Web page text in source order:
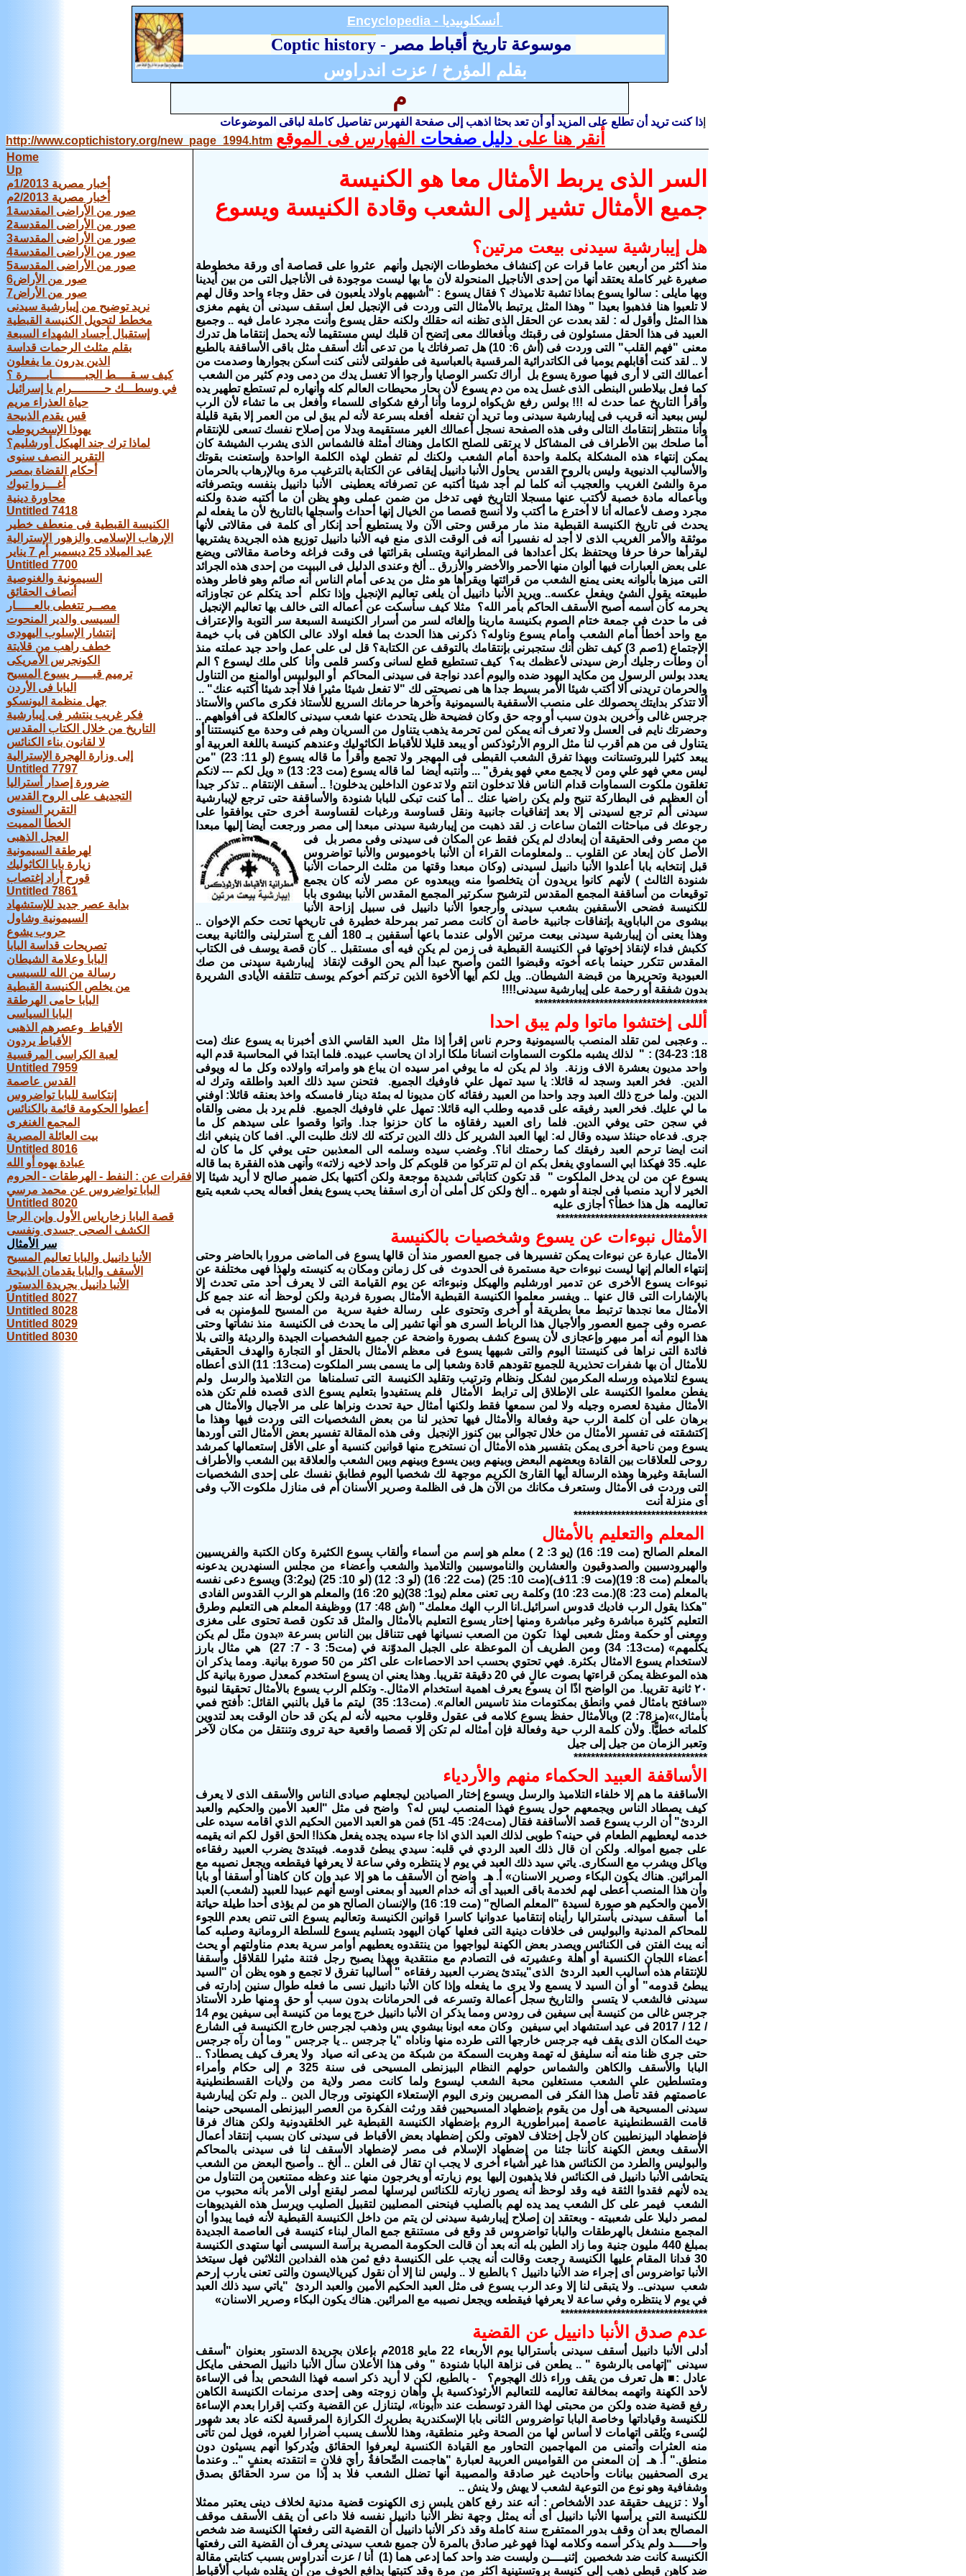
Encyclopedia - أنسكلوبيديا
موسوعة تاريخ أقباط مصر-
Coptic history
بقلم المؤرخ / عزت اندراوس
م
ذا كنت تريد أن تطلع على المزيد أو أن تعد بحثا اذهب إلى صفحة الفهرس تفاصيل كاملة لباقى الموضوعات
أنقر هنا على دليل صفحات الفهارس فى الموقع http://www.coptichistory.org/new_page_1994.htm
Home
Up
أخبار مصرية 1/2013م
أخبار مصرية 2/2013م
صور من الأراضى المقدسة1
صور من الأراضى المقدسة2
صور من الأراضى المقدسة3
صور من الأراضى المقدسة4
صور من الأراضى المقدسة5
صور من الأراض6
صور من الأراض7
نريد توضيح من إيبارشية سيدنى
مخطط لتحويل الكنيسة القبطية
إستقبال أجساد الشهداء السبعة
بقلم مثلث الرحمات قداسة
الذين يدرون ما يفعلون
كيف سـقــــط الجبـــــــــابـــــرة ؟
في وسطـــك حـــــــــرام يا إسرائيل
حياة العذراء مريم
قس يقدم الذبيحة
يهوذا الإسخريوطى
لماذا ترك جند الهيكل أورشليم؟
التقرير النصف سنوى
أحكام القضاة بمصر
أغـــزوا تبوك
محاورة دينية
Untitled 7418
الكنيسة القبطية فى منعطف خطير
الإرهاب الإسلامى والزهور الإسترالية
عيد الميلاد 25 ديسمبر أم 7 يناير
Untitled 7700
السيمونية والغنوصية
أنصاف الحقائق
مصــر تتغطى بالعـــــار
السيسى والدير المنحوت
إنتشار الإسلوب اليهودى
خطف راهب من قلايتة
الكونجرس الأمريكى
ترميم قبــــر يسوع المسيح
البابا فى الأردن
جهل منظمة اليونسكو
فكر غريب ينتشر فى إيبارشية
التاريخ من خلال الكتاب المقدس
لا لقانون بناء الكنائس
إلى وزارة الهجرة الإسترالية
Untitled 7797
ضرورة إصدار أستراليا
التجديف على الروح القدس
التقرير السنوى
الخطأ المميت
العجل الذهبى
لهرطقة السيمونية
زيارة بابا الكاثوليك
قورح أراد إغتصاب
Untitled 7861
بداية عصر جديد للإستشهاد
السيمونية وشاول
حروب يشوع
تصريحات قداسة البابا
البابا وعلامة الشيطان
رسالة من الله للسيسى
من يخلص الكنيسة القبطية
البابا حامى الهرطقة
البابا السياسى
الأقباط وعصرهم الذهبى
الأقباط يردون
لعبة الكراسى المرقسية
Untitled 7959
القدس عاصمة
إنتكاسة للبابا تواضروس
أعطوا الحكومة قائمة بالكنائس
المجمع الغنغرى
بيت العائلة المصرية
Untitled 8016
عبادة يهوه أو الله
فقرات عن : النفط - الهرطقات - الحروم
البابا تواضروس عن محمد مرسي
Untitled 8020
قصة البابا زخارياس الأول وإبن الرجا
الكشف الصحى جسدى ونفسى
سر الأمثال
الأنبا دانييل والبابا تعاليم المسيح
الأسقف والبابا يقدمان الذبيحة
الأنبا دانييل بجريدة الدستور
Untitled 8027
Untitled 8028
Untitled 8029
Untitled 8030
السر الذى يربط الأمثال معا هو الكنيسة
جميع الأمثال تشير إلى الشعب وقادة الكنيسة ويسوع
هل إيبارشية سيدنى بيعت مرتين؟
منذ أكثر من أربعين عاما قرات عن إكنشاف مخطوطات الإنجيل وأنهم عثروا على قصاصة أى ورقة مخطوطة
صغيرة غير كاملة يعتقد أنها من إحدى الأناجيل المنحولة لأن ما بها ليست موجودة فى الأناجيل التى من بين أيدينا
وبها مايلى : سالوا يسوع بماذا تشبة تلاميذك ؟ فقال يسوع : "أشبههم باولاد يلعبون فى حقل وجاء واحد وقال لهم
لا تلعبوا هنا فذهبوا بعيدا " وهذا المثل يرتبط بالأمثال التى وردت فى الإنجيل لعل اسقف سيدنى أن يفهم مغزى
هذا المثل وأقول له : لقد بعدت عن الحقل الذى تظنه انه حقلك ولكنه حقل يسوع وأنت مجرد عامل فيه .. وجميع
العبيد فى هذا الحقل مسئولون فى رقبتك وبأفعالك معى إتضح أن قلبك ليس مستقيما لأنه يحمل إنتقاما هل تدرك
معنى "فهم القلب" التى وردت فى (أش 6: 10) هل تصرفاتك يا من تدعى أنك أسقف مثل باقى الأساقفة بالطبع
لا .. لقد كنت أقابلهم يوميا فى الكاتدرائية المرقسية بالعباسية فى طفولتى لأننى كنت أسكن بجوارها وصدمت من
أعمالك التى لا أرى فيها صورة يسوع بل أراك تكسر الوصاياوأرجوا ألا تغسل يدك من دمى ودم كثير من الشعب
كما فعل بيلاطس البنطى الذى غسل يده من دم يسوع لأن بحار محيطات العالم كله وأنهاره لم تستطع تطهير يده
وأقرأ التاريخ عما حدث له !!! بولس رفع شكواه لروما وأنا أرفع شكواى للسماء وأفعل بى ما تشاء لأن الرب
ليس ببعيد أنه قريب فى إيبارشية سيدنى وما تريد أن تفعله أفعله بسرعة لأنه لم يبق لى من العمر إلا بقية قليلة
وأنا منتظر إنتقامك التالى وفى هذه الصفحة نسجل أعمالك الغير مستقيمة وبدلا من إصلاح نفسك تسعى للإنتقام
أما صلحك بين الأطراف فى المشاكل لا يرتقى للصلح الكامل وهناك أمثلة فالشماس الذى يشرب الشيشة كان
يمكن إنتهاء هذه المشكلة بكلمة واحدة أمام الشعب ولكنك لم تفطن لهذه الكلمة الواحدة وإستعنت بقوتك
والأساليب الدنيوية وليس بالروح القدس يحاول الأنبا دانييل إيقافى عن الكتابة بالترغيب مرة وبالإرهاب بالحرمان
مرة والشئ الغريب والعجيب أنه كلما لم أجد شيئا أكتبه عن تصرفاته يعطينى الأنبا دانييل بنفسه وبتصرفاته
وبأعماله مادة خصبة لأكتب عنها مسجلا التاريخ فهى تدخل من ضمن عملى وهو يظن أن ما أكتبه ضدة ولكنه
مجرد وصف لأعماله أنا لا أخترع ما أكتب ولا أنسج قصصا من الخيال إنها أحداث وأسجلها بالتاريخ لأن ما يفعله لم
يحدث فى تاريخ الكنيسة القبطية منذ مار مرقس وحتى الآن ولا يستطيع أحد إنكار أى كلمة فى مقالاتى لأنها
موثقة والأمر الغريب الذى لا أجد له نفسيرا أنه فى الوقت الذى منع فيه الأنبا دانييل توزيع هذه الجريدة يشتريها
ليقرأها حرفا حرفا ويحتفظ بكل أعدادها فى المطرانية ويتسلى بقرائتها فى وقت فراغه وخاصة مقالاتى ويضع
على بعض العبارات فيها ألوان منها الأحمر والأخضر والأزرق .. ألخ وعندى الدليل فى الببيت من إحدى هذه الجرائد
التى ميزها بألوانه يعنى يمنع الشعب من قرائتها ويقرأها هو مثل من يدعى أمام الناس أنه صائم وهو فاطر وهذه
طبيعته يقول الشئ ويفعل عكسه.. ويريد الأنبا دانييل أن يلغى تعاليم الإنجيل وإذا تكلم أحد يتكلم عن تجاوزاته
يحرمه كأن أسمه أصبح الأسقف الحاكم بأمر الله؟ مثلا كيف سأسكت عن أعماله التى خالف بها تعاليم الإنجيل
فى ما حدث فى جمعة ختام الصوم بكنيسة مارينا وإلغائه لسر من أسرار الكنيسة السبعة سر التوبة والإعتراف
مع واحد أخطأ أمام الشعب وأمام يسوع وناوله؟ ذكرنى هذا الحدث بما فعله اولاد عالى الكاهن فى باب خيمة
الإجتماع (1صم 3) كيف تظن أنك ستجبرنى بإنتقامك بالتوقف عن الكتابة؟ قل لى على عمل واحد جيد عملته منذ
أن وطأت رجليك أرض سيدنى لأعظمك به؟ كيف تستطيع قطع لسانى وكسر قلمى وأنا كلى ملك ليسوع ؟ الم
يعدد بولس الرسول من مكايد اليهود ضده واليوم أعدد نواجة فى سيدنى المحاكم أو البولبيس أوالمنع من التناول
والحرمان تريدنى ألا أكتب شيئا الأمر بسيط جدا ها هى نصيحتى لك "لا تفعل شيئا مثيرا فلا أجد شيئا أكتبه عنك" ..
ألا تتذكر بدايتك بحصولك على منصب الأسقفية بالسيمونية وآخرها حرمانك السريع للأستاذ فكرى ماكس والأستاذ
جرجس غالى وآخرين بدون سبب أو وجه حق وكان فضيحة ظل يتحدث عنها شعب سيدنى كالعلكة فى أفواههم ..
وحضرتك نايم فى العسل ولا تعرف أنه يمكن لمن تحرمة يذهب يتناول من السريان وهم فى وحدة مع كنيستتنا أو
يتناول فى من هم أقرب لنا مثل الروم الأرثوذكس أو يبعد قليلا للأقباط الكاثوليك وعندهم كنيسة باللغة العربية أو
يبعد كثيرا للبروتستانت وبهذا تفرق الشعب القبطى فى المهجر ولا تجمع وأقرأ ما قاله يسوع (لو 11: 23) "من
ليس معي فهو علي ومن لا يجمع معي فهو يفرق" ... وأنتبه أيضا لما قاله يسوع (مت 23: 13) « ويل لكم --- لانكم
تغلقون ملكوت السماوات قدام الناس فلا تدخلون انتم ولا تدعون الداخلين يدخلون! .. أسقف الإنتقام .. تذكر جيدا
أن العظيم فى البطاركة تنيح ولم يكن راضيا عنك .. أما كنت تبكى للبابا شنودة والأساقفة حتى ترجع لإيبارشية
سيدنى ألم ترجع لسيدنى إلا بعد إتفاقيات جانبية ونقل قساوسة ورغبات لقساوسة أخرى حتى يوافقوا على
رجوعك فى مباحثات الثمان ساعات ز. لقد ذهبت من إيبارشية سيدنى مبعدا إلى مصر ورجعت أيضا إليها مبعدا
من مصر وفى الحقيقة أن إبعادك لم يكن فقط عن المكان فى سيدنى وفى مصر بل فى
الأصل كان إبعاد عن القلوب .. ولمعلومات القراء أن الأنبا باخوميوس والأنبا تواضروس
قبل إنتخابه بابا أ علدوا
الأنبا دانييل لسيدنى (وكان مبعدا وقتها من مثلث الرحمات الأنبا
شنودة الثالث ) لأنهم كانوا يريدون أن يتخلصوا منه ويبعدوه عن مصر لأنه كان يجمع
توقيعات من أساقفة المجمع المقدس لترشيح سكرتير المجمع المقدس الأنبا بيشوى بابا
للكنيسة فضحى الأسقفين بشعب سيدنى وأرجعوا الأنبا دانييل فى سبيل إزاحة الأنبا
بيشوى من الباباوية بإتفاقات جانبية خاصة أن كانت مصر تمر بمرحلة خطيرة فى تاريخها تحت حكم الإخوان ..
وهذا يعنى أن إيبارشية سيدنى بيعت مرتين الأولى عندما باعها أسقفين بـ 180 ألف ج أسترلينى والثانية بيعت
ككبش فداء لإنقاذ إخوتها فى الكنيسة القبطية فى زمن لم يكن فيه أى مستقبل .. كأن قصة يوسف فى الكتاب
المقدس تتكرر حينما باعه أخوته وقبضوا الثمن وأصبح عبدا ألم يحن الوقت لإنقاذ إيبارشية سيدنى من صك
العبودية وتحريرها من قبضة الشيطان.. ويل لكم أيها ألأخوة الذين تركتم أخوكم يوسف تتلقفه الأيادى الشريرة
بدون شفقة أو رحمة على إيبارشية سيدنى!!!!
****************************************
أللى إختشوا ماتوا ولم يبق احدا
.. وعجبى لمن تقلد المنصب بالسيمونية وحرم ناس إقرأ إذا مثل العبد القاسي الذى أخبرنا به يسوع عنك (مت
18: 23-34) : " لذلك يشبه ملكوت السماوات انسانا ملكا اراد ان يحاسب عبيده. فلما ابتدا في المحاسبة قدم اليه
واحد مديون بعشرة الاف وزنة. واذ لم يكن له ما يوفي امر سيده ان يباع هو وامراته واولاده وكل ما له ويوفى
الدين. فخر العبد وسجد له قائلا: يا سيد تمهل علي فاوفيك الجميع. فتحنن سيد ذلك العبد واطلقه وترك له
الدين. ولما خرج ذلك العبد وجد واحدا من العبيد رفقائه كان مديونا له بمئة دينار فامسكه واخذ بعنقه قائلا: اوفني
ما لي عليك. فخر العبد رفيقه على قدميه وطلب اليه قائلا: تمهل علي فاوفيك الجميع. فلم يرد بل مضى والقاه
في سجن حتى يوفي الدين. فلما راى العبيد رفقاؤه ما كان حزنوا جدا. واتوا وقصوا على سيدهم كل ما
جرى. فدعاه حينئذ سيده وقال له: ايها العبد الشرير كل ذلك الدين تركته لك لانك طلبت الي. افما كان ينبغي انك
انت ايضا ترحم العبد رفيقك كما رحمتك انا؟. وغضب سيده وسلمه الى المعذبين حتى يوفي كل ما كان له
عليه. 35 فهكذا ابي السماوي يفعل بكم ان لم تتركوا من قلوبكم كل واحد لاخيه زلاته» وأنهى هذه الفقرة بما قاله
يسوع عن من لن يدخل الملكوت " قد تكون كتاباتى شديدة موجعة ولكن أكتبها بكل ضمير صالح لا أريد شيئا إلا
الخير لا أريد منصبا فى لجنة أو شهره .. ألخ ولكن كل أملى أن أرى اسقفا يحب يسوع يفعل أفعاله يحب شعبه يتبع
تعاليمه هل هذا خطأ؟ أجازى عليه
***********************************
الأمثال نبوءات عن يسوع وشخصيات بالكنيسة
الأمثال عبارة عن نبوءات يمكن تفسيرها فى جميع العصور منذ أن قالها يسوع فى الماضى مرورا بالحاضر وحتى
إنتهاء العالم إنها ليست نبوءات حية مستمرة فى الحدوث فى كل زمانن ومكان به كنيسته ولهذا فهى مختلفة عن
نبوءات يسوع الأخرى عن تدمير اورشليم والهيكل ونبوءاته عن يوم القيامة التى لا يعرف أحد متى تحدث إلا
بالإشارات التى قال عنها .. ويفسر معلموا الكنيسة القبطية الأمثال بصورة فردية ولكن لوحظ أنه عند جمع كل
الأمثال معا نجدها ترتبط معا بطريقة أو أخرى وتحتوى على رسالة خفية سرية من المسيح للمؤمنين به فى
عصره وفى جميع العصور وألأجيال هذا الرباط السرى هو أنها تشير إلى ما يحدث فى الكنيسة منذ نشأتها وحتى
هذا اليوم أنه أمر مبهر وإعجازى لأن يسوع كشف بصورة واضحة عن جميع الشخصيات الجيدة والرديئة والتى بلا
فائدة التى نراها فى كنيستنا اليوم والتى شبهها يسوع فى معظم الأمثال بالحقل أو التجارة والهدف الحقيقى
للأمثال أن بها شفرات تحذيرية للجميع تقودهم قادة وشعبا إلى ما يسمى بسر الملكوت (مت13: 11) الذى أعطاه
يسوع لتلاميذه ورسله المكرمين لشكل ونظام وترتيب وتقليد الكنيسة التى تسلمناها من التلاميذ والرسل ولم
يفطن معلموا الكنيسة على الإطلاق إلى ترابط الأمثال فلم يستفيدوا بتعليم يسوع الذى قصده فلم تكن هذه
الأمثال مفيدة لعصره وجيله ولا لمن سمعها فقط ولكنها أمثال حية تحدث ونراها على مر الأجيال والأمثال هى
برهان على أن كلمة الرب حية وفعالة والأمثال فيها تحذير لنا من بعض الشخصيات التى وردت فيها وهذا ما
إكتشقته فى تفسير الأمثال من خلال تجوالى بين كنوز الإنجيل وفى هذه المقالة تفسير بعض الأمثال التى أوردها
يسوع ومن ناحية أخرى يمكن بتفسير هذه الأمثال أن نستخرج منها قوانين كنسية أو على الأقل إستعمالها كمرشد
روحى للعلاقات بين القادة وبعضهم البعض وبينهم وبين يسوع وبينهم وبين الشعب والعلاقة بين الشعب والأطراف
السابقة وغيرها وهذه الرسالة أيها القارئ الكريم موجهة لك شخصيا اليوم فطابق نفسك على إحدى الشخصيات
التى وردت فى الأمثال وستعرف مكانك من الآن هل فى الظلمة وصرير الأسنان أم فى منازل ملكوت الآب وفى
أى منزلة أنت
*******************************
المعلم والتعليم بالأمثال
المعلم الصالح (مت 19: 16) (يو 3: 2 ) معلم هو إسم من أسماء وألقاب يسوع الكثيرة وكان الكتبة والفريسيين
والهيرودسيين والصدوقيون والعشارين والناموسيين والتلاميذ والشعب وأعضاء من مجلس السنهدرين يدعونه
بالمعلم (مت 8: 19)(مت 9: 11ف)(مت 10: 25) (مت 22: 16) (لو 3: 12) (لو 10: 25) (يو3:2) ويسوع دعى نفسه
بالمعلم (مت 23: 8)(.مت 23: 10) وكلمة ربى تعنى معلم (يو1: 38)(يو 20: 16) والمعلم هو الرب القدوس الفادى
"هكذا يقول الرب فاديك قدوس اسرائيل.انا الرب الهك معلمك" (اش 48: 17) ووظيفة المعلم هى التعليم وطرق
التعليم كثيرة مباشرة وغير مباشرة ومنها إختار يسوع التعليم بالأمثال والمثل قد تكون قصة تحتوى على مغزى
ومعنى أو حكمة ومثل شعبى لهذا تكون من الصعب نسيانها فهى تتناقل بين الناس بسرعة «بدون مثَل لم يكن
يكلّمهم» (مت13: 34) ‏ومن الطريف أن الموعظة على الجبل المدوّنة في (مت5: 3 - 7: 27) هي مثال بارز
لاستخدام يسوع الامثال بكثرة.‏ فهي تحتوي بحسب احد الاحصاءات على اكثر من 50 صورة بيانية.‏ ومما يذكر ان
هذه الموعظة يمكن قراءتها بصوت عالٍ في 20 دقيقة تقريبا.‏ وهذا يعني ان يسوع استخدم كمعدل صورة بيانية كل
٢٠ ثانية تقريبا.‏ من الواضح اذًا ان يسوع يعرف اهمية استخدام الامثال.‏- وتكلم الرب يسوع بالأمثال تحقيقا لنبوة
«سافتح بامثال فمي وانطق بمكتومات منذ تاسيس العالم». (مت13: 35) ‏ ليتم ما قيل بالنبي القائل:‏ ‹أفتح فمي
بأمثال›»(مز78: 2) وبالأمثال حفظ يسوع كلامه فى عقول وقلوب محبيه لأنه لم يكن قد حان الوقت بعد لتدوين
كلماته خطيًّا.‏ ولأن كلمة الرب حية وفعالة فإن أمثاله لم تكن إلا قصصا واقعية حية تروى وتنتقل من مكان لآخر
وتعبر الزمان من جيل إلى جيل
*******************************
الأساقفة العبيد الحكماء منهم والأردياء
الأساقفة ما هم إلا خلفاء التلاميذ والرسل ويسوع إختار الصيادين ليجعلهم صيادى الناس والأسقف الذى لا يعرف
كيف يصطاد الناس ويجمعهم حول يسوع فهذا المنصب ليس له؟ واضح فى مثل "العبد الأمين والحكيم والعبد
الردئ" أن الرب يسوع قصد الأساقفة فقال (مت24: 45- 51) فمن هو العبد الامين الحكيم الذي اقامه سيده على
خدمه ليعطيهم الطعام في حينه؟ طوبى لذلك العبد الذي اذا جاء سيده يجده يفعل هكذا! الحق اقول لكم انه يقيمه
على جميع امواله. ولكن ان قال ذلك العبد الردي في قلبه: سيدي يبطئ قدومه. فيبتدئ يضرب العبيد رفقاءه
وياكل ويشرب مع السكارى. ياتي سيد ذلك العبد في يوم لا ينتظره وفي ساعة لا يعرفها فيقطعه ويجعل نصيبه مع
المرائين. هناك يكون البكاء وصرير الاسنان» أ. هـ واضح أن الأسقف ما هو إلا عبد وإن كان كاهنا أو أسقفا أو بابا
وأن هذا المنصب أعطى لهم لخدمة باقى العبيد أى أنه خدام العبيد أو بمعنى اوسع أنهم عبيدا للعبيد (لشعب) العبد
الأمين والحكيم هو صورة لسيدة "المعلم الصالح" (مت 19: 16) والإنسان الصالح هو من لم يؤذى أحدا طيلة حياتة
أما أسقف سيدنى بأستراليا رأيناه إنتقاميا عدوانيا كاسرا قوانين الكنيسة وتعاليم يسوع التى تنص بعدم اللجوء
للمحاكم المدنية والبوليس فى خلافات دينية التى فعلها كهان اليهود بتسليم يسوع للسلطة الرومانية وصلبه كما
أنه يبث الفتن فى الكنائس ويصدر بعض الكهنة ليواجهوا من ينتقدوه يعطيهم أوامر سرية بعدم مناولتهم أو يحث
أعضاء اللجان الكنسية أو أهلة وعشيرته فى التصادم مع منتقدية وبهذا يصبح رجل فتنة مثيرا للقلاقل وأسقفا
للإنتقام هذه أساليب العبد الردئ الذى"يبتدئ يضرب العبيد رفقاءه " أساليبا تفرق لا تجمع و هوه يظن أن "السيد
يبطئ قدومه" أو أن السيد لا يسمع ولا يرى ما يفعله وإذا كان الأنبا دانييل نسى ما فعله طوال سنين إدارته فى
سيدنى فالشعب لا يتسى والتاريخ سجل أعمالة وتسرعه فى الحرمانات بدون سبب أو حق ومنها طرد الأستاذ
جرجس غالى من كنيسة أبى سيفين فى رودس ومما يذكر ان الأنبا دانييل خرج يوما من كنيسة أبى سيفين يوم 14
/ 12 / 2017 فى عيد استشهاد ابي سيفين وكان معه ابونا بيشوي يس وذهب لجرجس خارج الكنيسة فى الشارع
حيث المكان الذى يقف فيه جرجس خارجها التى طرده منها وناداه "يا جرجس .. يا جرجس " وما أن رآه جرجس
حتى جرى ظنا منه أنه سليفق له تهمة وهربت السمكة من شبكة من يدعى انه صياد ولا يعرف كيف يصطاد؟ ..
البابا والأسقف والكاهن والشماس حولهم النظام البيزنطى المسيحى فى سنة 325 م إلى حكام وأمراء
ومتسلطين على الشعب مستغلين محبة الشعب ليسوع ولما كانت مصر ولاية من ولايات القسطنطينية
عاصمتهم فقد تأصل هذا الفكر فى المصريين ونرى اليوم الإستعلاء
الكهنوتى ورجال الدين .. ولم تكن إيبارشية
سيدنى المسيحية هى أول من يقوم بإضطهاد المسيحيين فقد ورثت الفكرة من العصر البيزنطى المسيحى حينما
قامت القسطنطينية عاصمة إمبراطورية الروم بإضطهاد الكنيسة القبطية غير الخلقيدونية ولكن هناك فرقا
فإضطهاد البيزنطيين كان لأجل إختلاف لاهوتى ولكن إضطهاد بعض الأقباط فى سيدنى كان بسبب إنتقاد أعمال
الأسقف وبعض الكهنة كأننا جئنا من إضطهاد الإسلام فى مصر لإضطهاد الأسقف لنا فى سيدنى بالمحاكم
والبوليس والطرد من الكنائس هذا غير أشياء أخرى لا يجب ان تقال فى العلن .. ألخ .. وأصبح البعض من الشعب
يتحاشى الأنبا دانييل فى الكنائس فلا يذهبون إليها يوم زيارته أو يخرجون منها عند وعظه ممتنعين من التناول من
يده لأنهم فقدوا الثقة فيه وقد لوحظ أنه يصور زيارته للكنائس ليرسلها لمصر ليقنع أولى الأمر بأنه محبوب من
الشعب فيمر على كل الشعب يمد يده لهم بالصليب فينحنى المصليين لتقبيل الصليب ويرسل هذه الفيديوهات
لمصر دليلا على شعبيته - وبعتقد إن إصلاح إيبارشية سيدنى لن يتم من داخل الكنيسة القبطية لأنه فيما يبدوا أن
المجمع منشغل بالهرطقات والبابا تواضروس قد وقع فى مستنقع جمع المال لبناء كنيسة فى العاصمة الجديدة
بمبلغ 440 مليون جنية وما زاد الطين بله أنه بعد أن قالت الحكومة المصرية برآسة السيسى أنها ستهدى الكنيسة
30 فدانا المقام عليها الكنيسة رجعت وقالت أنه يجب على الكنيسة دفع ثمن هذه الفدادين الثلاثين فهل سيتخذ
الأنبا تواضروس أى إجراء ضد الأنيا دانييل ؟ بالطبع لا .. وليس لنا إلا أن نقول كيريالايسون والتى تعنى يارب إرحم
شعب سيدنى.. ولا يتبقى لنا إلا وعد الرب يسوع فى مثل ا لعبد الحكيم الأمين والعبد الردئ "ياتي سيد ذلك العبد
في يوم لا ينتظره وفي ساعة لا يعرفها فيقطعه ويجعل نصيبه مع المرائين. هناك يكون البكاء وصرير الاسنان»
**********************************
عدم صدق الأنبا دانييل عن القضية
أدلى الأنبا دانييل أسقف سيدنى بأستراليا يوم الأربعاء 22 مايو 2018م بإعلان بجريدة الدستور بعنوان "أسقف
سيدنى "إتهامى بالرشوة " .. يطعن فى نزاهة البابا شنودة " وفى هذا الأعلان سأل الأنبا دانييل الصحفى مايكل
عادل :■ هل تعرف من يقف وراء ذلك الهجوم؟ - بالطبع، لكن لا أريد ذكر اسمه فهذا الشحص بدأ فى الإساءة
لأحد الكهنة واتهمه بمخالفة تعاليمه للتعاليم الأرثوذكسية بل وأهان زوجته وهى إحدى مرنمات الكنيسة الكاهن
رفع قضية ضده ولكن من محبتى لهذا الفرد توسطت عند «أبونا»، ليتنازل عن القضية وكتب إقرارا بعدم الإساءة
للكنيسة وقياداتها وخاصة البابا تواضروس الثانى بابا الإسكندرية بطريرك الكرازة المرقسية لكنه عاد بعد شهور
ليُسىء ويُلقى اتهامات لا أساس لها من الصحة وغير منطقية، وهذا للأسف يسبب أضرارا لغيره، فويل لمن تأتى
منه العثرات وأتمنى من المهاجمين التحاور مع القيادة الكنسية ليعرفوا الحقائق ويُدركوا أنهم يسيئون دون
منطق." أ. هـ إن المعنى من القواميس العربية لعبارة "هاجمت الصِّحافةُ رأيَ فلانٍ = انتقدته بعنفٍ ".. وعندما
يرى الصحفيين بيانات وأحاديث غير صادقة والمصيبة أنها تضلل الشعب فلا بد إذا من سرد الحقائق بصدق
وشفافية وهو نوع من التوعية لشعب لا يهش ولا ينش ..
أولا : تزييف حقيقة عدد الأشخاص : أنه عند رفع كاهن يلبس زى الكهنوت قضية مدنية لخلاف دينى يعتبر ممثلا
للكنيسة التى يرأسها الأنبا دانييل أى أنه يمثل وجهة نظر الأنبا دانييل نفسه فلا داعى أن يقف الأسقف موقف
المصالح بعد أن وقف بدور الممتفرج سنة كاملة وقد ذكر الأنبا دانييل أن القضية التى رفعتها الكنيسة ضد شخص
واحـــــد ولم يذكر أسمه وكلامه لهذا فهو غير صادق بالمرة لأن جميع شعب سيدنى يعرف أن القضية التى رفعتها
الكنيسة كانت ضد شخصين إثنيــــن وليست ضد واحد كما إدعى هما (1) أنا / عزت أندراوس بسبب كتابتى مقالة
ضد كاهن قبطى ذهب إلى كنيسة بروتستينية اكثر من مرة وقد كتبتها بدافع الخوف من أن يقلده شباب ألأقباط